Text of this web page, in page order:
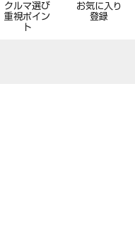
クルマ選び
重視ポイン
ト
お気に入り
登録